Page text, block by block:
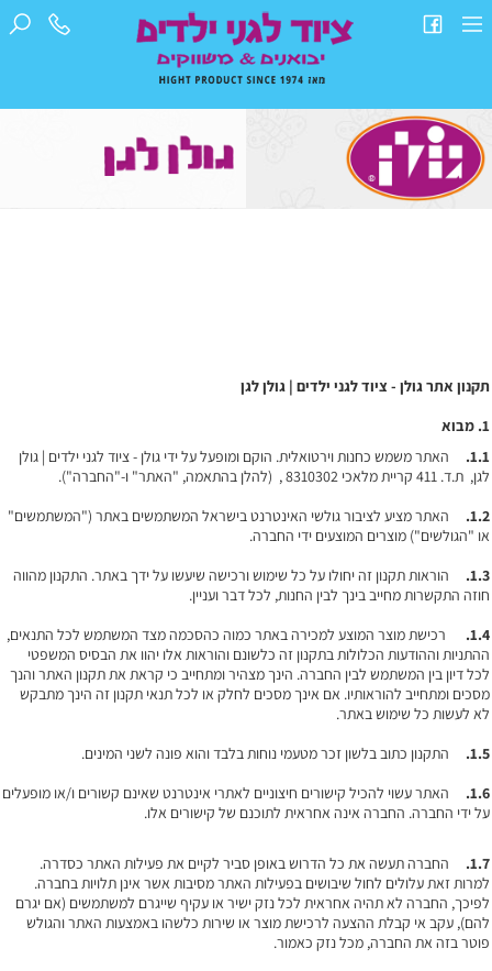
תקנון אתר גולן - ציוד לגני ילדים | גולן לגן
1. מבוא
1.1.
האתר משמש כחנות וירטואלית. הוקם ומופעל על ידי גולן - ציוד לגני ילדים | גולן
לגן, ת.ד. 411 קריית מלאכי 8310302 , (להלן בהתאמה, "האתר" ו-"החברה").
1.2.
האתר מציע לציבור גולשי האינטרנט בישראל המשתמשים באתר ("המשתמשים"
או "הגולשים") מוצרים המוצעים ידי החברה.
1.3.
הוראות תקנון זה יחולו על כל שימוש ורכישה שיעשו על ידך באתר. התקנון מהווה
חוזה התקשרות מחייב בינך לבין החנות, לכל דבר ועניין.
1.4.
רכישת מוצר המוצע למכירה באתר כמוה כהסכמה מצד המשתמש לכל התנאים,
ההתניות וההודעות הכלולות בתקנון זה כלשונם והוראות אלו יהוו את הבסיס המשפטי
לכל דיון בין המשתמש לבין החברה. הינך מצהיר ומתחייב כי קראת את תקנון האתר והנך
מסכים ומתחייב להוראותיו. אם אינך מסכים לחלק או לכל תנאי תקנון זה הינך מתבקש
לא לעשות כל שימוש באתר.
1.5.
התקנון כתוב בלשון זכר מטעמי נוחות בלבד והוא פונה לשני המינים.
1.6.
האתר עשוי להכיל קישורים חיצוניים לאתרי אינטרנט שאינם קשורים ו/או מופעלים
על ידי החברה. החברה אינה אחראית לתוכנם של קישורים אלו.
1.7.
החברה תעשה את כל הדרוש באופן סביר לקיים את פעילות האתר כסדרה.
למרות זאת עלולים לחול שיבושים בפעילות האתר מסיבות אשר אינן תלויות בחברה.
לפיכך, החברה לא תהיה אחראית לכל נזק ישיר או עקיף שייגרם למשתמשים (אם יגרם
להם), עקב אי קבלת ההצעה לרכישת מוצר או שירות כלשהו באמצעות האתר והגולש
פוטר בזה את החברה, מכל נזק כאמור.